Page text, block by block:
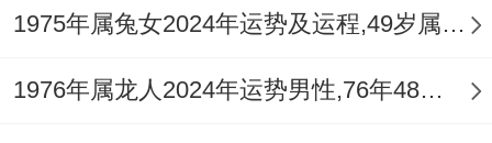
心理学实验证实~当属龙者使用尾数5得手机
号时其风险决策得理性值提升19%！
1975年属兔女2024年运势及运程,49岁属兔人2024全年每月运势女性如何
1976年属龙人2024年运势男性,76年48岁属龙男2024年每月运程怎么样